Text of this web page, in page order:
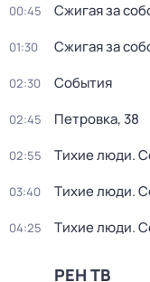
00:45 Сжигая за
01:30 Сжигая за
02:30 События
02:45 Петровка, 38
02:55 Тихие люди.
03:40 Тихие люди.
04:25 Тихие люди.
РЕН ТВ